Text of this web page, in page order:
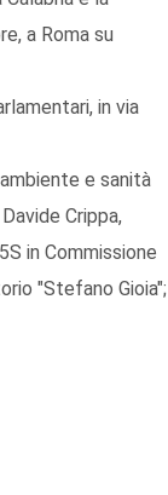
a Roma su
in via
e sanità
Crippa,
in Commissione
"Stefano Gioia";